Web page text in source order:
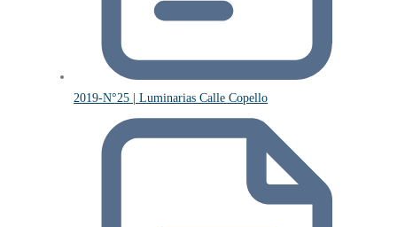
2019-N°25 | Luminarias Calle Copello